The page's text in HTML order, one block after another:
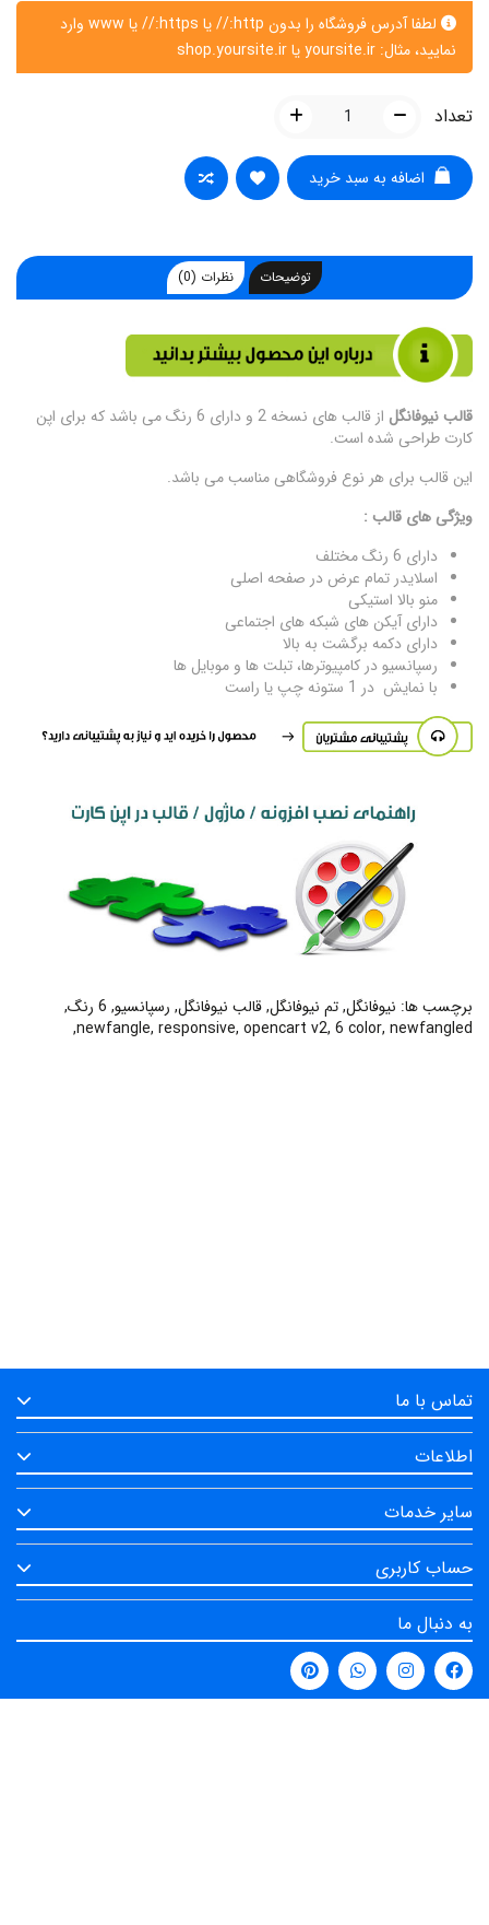
لطفا آدرس فروشگاه را بدون http:// یا https:// یا www وارد
نمایید، مثال: yoursite.ir یا shop.yoursite.ir
تعداد
اضافه به سبد خرید
توضیحات نظرات (0)
قالب نیوفانگل
از قالب های نسخه 2 و دارای 6 رنگ می باشد که برای اپن
کارت طراحی شده است.
این قالب برای هر نوع فروشگاهی مناسب می باشد.
ویژگی های قالب :
دارای 6 رنگ مختلف
اسلایدر تمام عرض در صفحه اصلی
منو بالا استیکی
دارای آیکن های شبکه های اجتماعی
دارای دکمه برگشت به بالا
رسپانسیو در کامپیوترها، تبلت ها و موبایل ها
با نمایش در 1 ستونه چپ یا راست
برچسب ها: نیوفانگل,تم نیوفانگل,قالب نیوفانگل, رسپانسیو, 6 رنگ
,
newfangle, responsive, opencart v2, 6 color, newfangled
,
تماس با ما
اطلاعات
سایر خدمات
حساب کاربری
به دنبال ما